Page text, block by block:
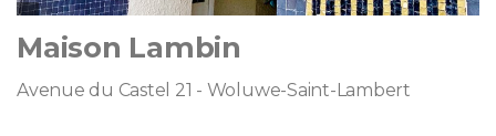
Maison Lambin
Avenue du Castel 21 - Woluwe-Saint-Lambert